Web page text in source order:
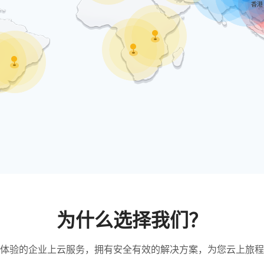
香港
为什么选择我们？
验的企业上云服务，拥有安全有效的解决方案，为您云上旅